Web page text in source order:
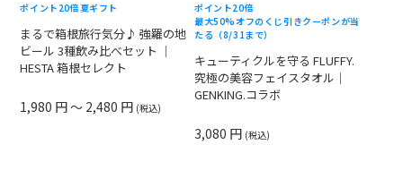
ポイント20倍 夏ギフト
まるで箱根旅行気分♪ 強羅の地
ビール 3種飲み比べセット ｜
HESTA 箱根セレクト
1,980 円 ～ 2,480 円 (税込)
ポイント20倍
最大50%オフのくじ引きクーポンが当
たる（8/31まで）
キューティクルを守る FLUFFY.
究極の美容フェイスタオル｜
GENKING.コラボ
3,080 円 (税込)